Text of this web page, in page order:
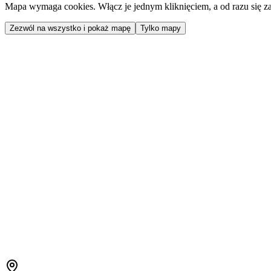
Mapa wymaga cookies. Włącz je jednym kliknięciem, a od razu się
Zezwól na wszystko i pokaż mapę Tylko mapy